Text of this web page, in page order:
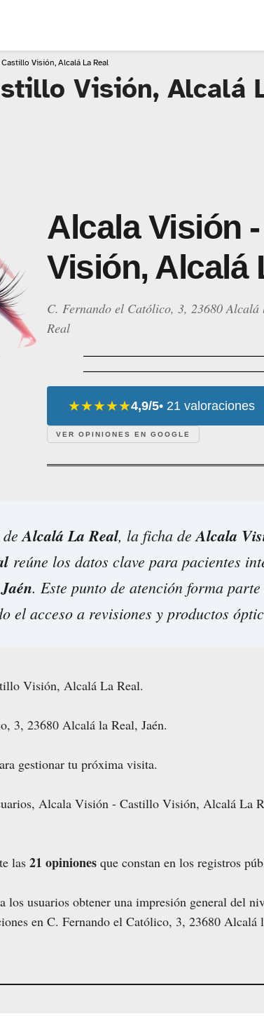
Visión, Alcalá La Real
Visión, Alcalá
Alcala Visión
Visión, Alcalá
C. Fernando el Católico, 3, 23680
Real
★★★★★4,9/5• 21 valoraciones
VER OPINIONES EN GOOGLE
deAlcalá La Real, la ficha deAlcala
reúne los datos clave para pacientes
Jaén. Este punto de atención forma
el acceso a revisiones y productos
Visión, Alcalá La Real.
3, 23680 Alcalá la Real, Jaén.
gestionar tu próxima visita.
Alcala Visión - Castillo Visión, Alcalá La
las 21 opiniones que constan en los registros
usuarios obtener una impresión general del
en C. Fernando el Católico, 3, 23680 Alcalá